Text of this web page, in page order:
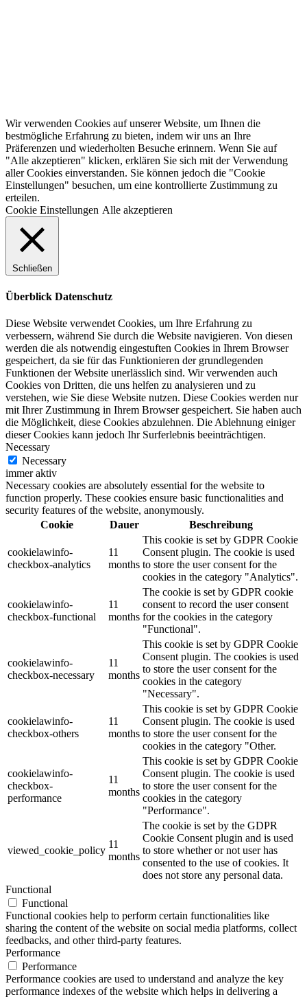
Wir verwenden Cookies auf unserer Website, um Ihnen die
bestmögliche Erfahrung zu bieten, indem wir uns an Ihre
Präferenzen und wiederholten Besuche erinnern. Wenn Sie auf
"Alle akzeptieren" klicken, erklären Sie sich mit der Verwendung
aller Cookies einverstanden. Sie können jedoch die "Cookie
Einstellungen" besuchen, um eine kontrollierte Zustimmung zu
erteilen.
Cookie Einstellungen Alle akzeptieren
Schließen
Überblick Datenschutz
Diese Website verwendet Cookies, um Ihre Erfahrung zu
verbessern, während Sie durch die Website navigieren. Von diesen
werden die als notwendig eingestuften Cookies in Ihrem Browser
gespeichert, da sie für das Funktionieren der grundlegenden
Funktionen der Website unerlässlich sind. Wir verwenden auch
Cookies von Dritten, die uns helfen zu analysieren und zu
verstehen, wie Sie diese Website nutzen. Diese Cookies werden nur
mit Ihrer Zustimmung in Ihrem Browser gespeichert. Sie haben auch
die Möglichkeit, diese Cookies abzulehnen. Die Ablehnung einiger
dieser Cookies kann jedoch Ihr Surferlebnis beeinträchtigen.
Necessary
Necessary
immer aktiv
Necessary cookies are absolutely essential for the website to
function properly. These cookies ensure basic functionalities and
security features of the website, anonymously.
Cookie
Dauer Beschreibung
cookielawinfo-
checkbox-analytics
11
months
This cookie is set by GDPR Cookie
Consent plugin. The cookie is used
to store the user consent for the
cookies in the category "Analytics".
cookielawinfo-
checkbox-functional
11
months
The cookie is set by GDPR cookie
consent to record the user consent
for the cookies in the category
"Functional".
cookielawinfo-
checkbox-necessary
11
months
This cookie is set by GDPR Cookie
Consent plugin. The cookies is used
to store the user consent for the
cookies in the category
"Necessary".
cookielawinfo-
checkbox-others
11
months
This cookie is set by GDPR Cookie
Consent plugin. The cookie is used
to store the user consent for the
cookies in the category "Other.
cookielawinfo-
checkbox-
performance
11
months
This cookie is set by GDPR Cookie
Consent plugin. The cookie is used
to store the user consent for the
cookies in the category
"Performance".
viewed_cookie_policy
11
months
The cookie is set by the GDPR
Cookie Consent plugin and is used
to store whether or not user has
consented to the use of cookies. It
does not store any personal data.
Functional
Functional
Functional cookies help to perform certain functionalities like
sharing the content of the website on social media platforms, collect
feedbacks, and other third-party features.
Performance
Performance
Performance cookies are used to understand and analyze the key
performance indexes of the website which helps in delivering a